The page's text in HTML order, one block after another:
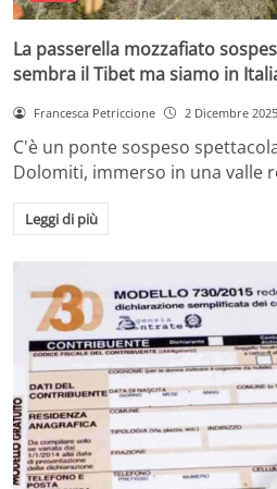
La passerella mozzafiato
sembra il Tibet ma siamo in
Francesca Petriccione 2 Dicembre 2025
C'è un ponte sospeso
Dolomiti, immerso in una valle
Leggi di più